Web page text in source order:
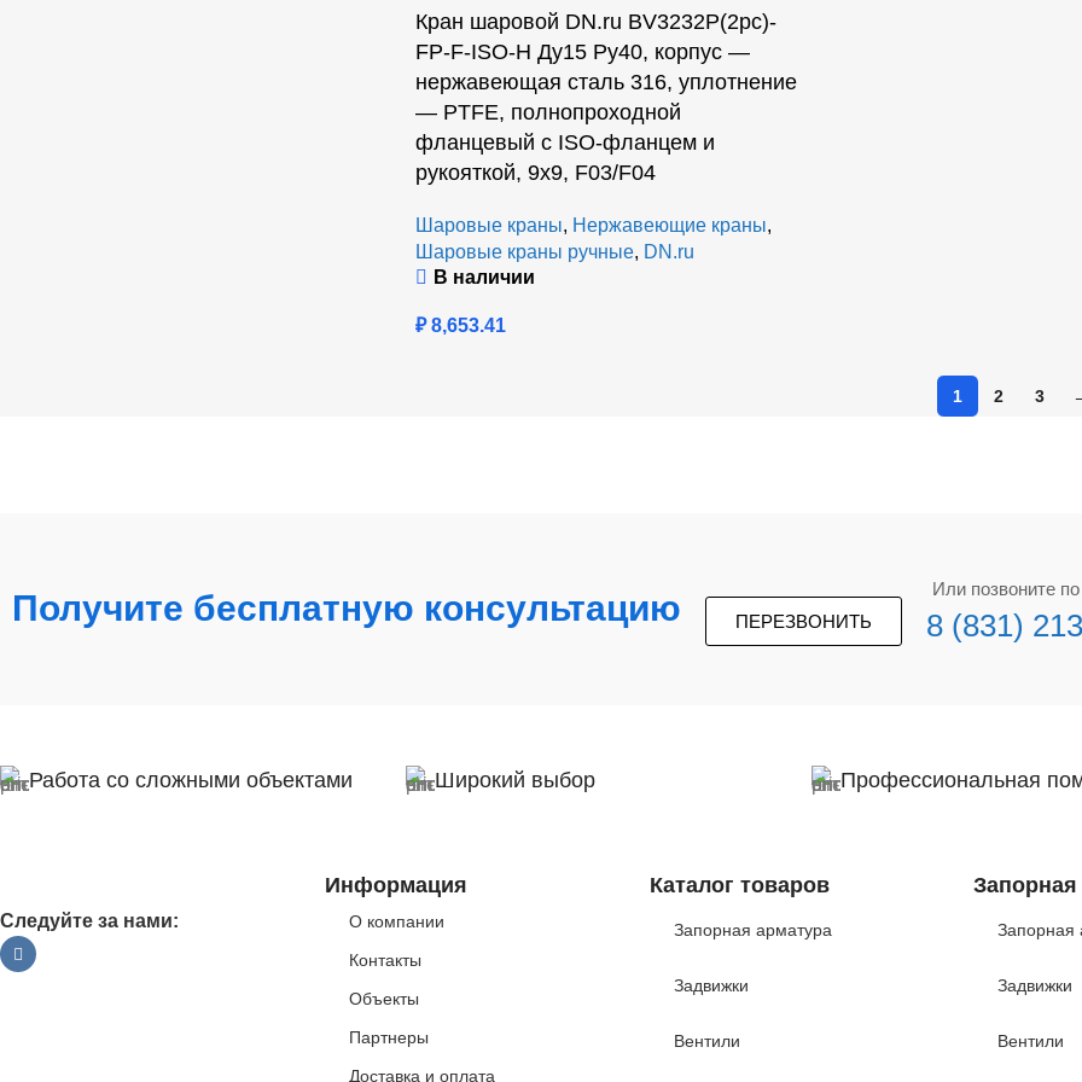
Кран шаровой DN.ru BV3232P(2pc)-
FP-F-ISO-H Ду15 Ру40, корпус —
нержавеющая сталь 316, уплотнение
— PTFE, полнопроходной
фланцевый с ISO-фланцем и
рукояткой, 9х9, F03/F04
Шаровые краны, Нержавеющие краны,
Шаровые краны ручные, DN.ru
В наличии
₽8,653.41
1 2 3
Получите бесплатную консультацию ПЕРЕЗВОНИТЬ
Или позвоните
8 (831)
Работа со сложными объектами Широкий выбор Профессиональная
Следуйте за нами:
Информация
О компании
Контакты
Объекты
Партнеры
Доставка и оплата
Каталог товаров
Запорная арматура
Задвижки
Вентили
Запорная
Задвижки
Вентили